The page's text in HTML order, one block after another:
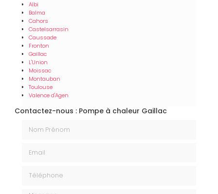
Albi
Balma
Cahors
Castelsarrasin
Caussade
Fronton
Gaillac
L'Union
Moissac
Montauban
Toulouse
Valence d'Agen
Contactez-nous : Pompe à chaleur Gaillac